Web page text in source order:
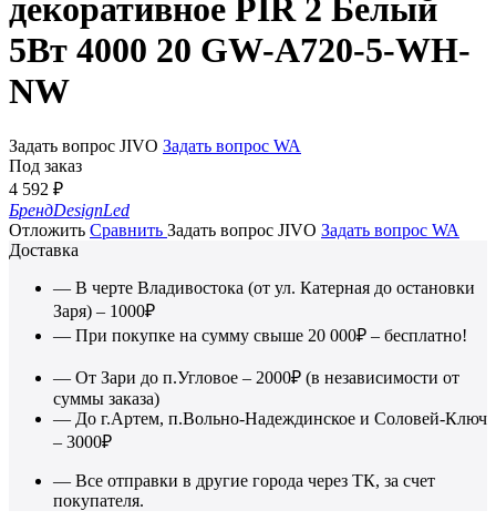
декоративное PIR 2 Белый
5Вт 4000 20 GW-A720-5-WH-
NW
Задать вопрос JIVO Задать вопрос WA
Под заказ
4 592 ₽
БрендDesignLed
Отложить Сравнить Задать вопрос JIVO Задать вопрос WA
Доставка
— В черте Владивостока (от ул. Катерная до остановки
Заря) – 1000₽
— При покупке на сумму свыше 20 000₽ – бесплатно!
— От Зари до п.Угловое – 2000₽ (в независимости от
суммы заказа)
— До г.Артем, п.Вольно-Надеждинское и Соловей-Ключ
– 3000₽
— Все отправки в другие города через ТК, за счет
покупателя.